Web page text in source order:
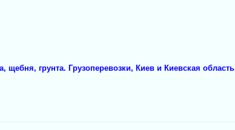
щебня, грунта. Грузоперевозки, Киев и Киевская область